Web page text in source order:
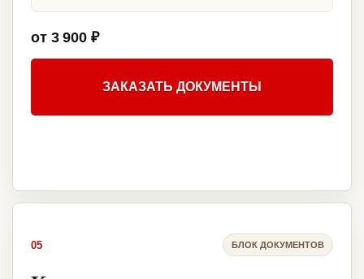
от 3 900 ₽
ЗАКАЗАТЬ ДОКУМЕНТЫ
05 БЛОК ДОКУМЕНТОВ